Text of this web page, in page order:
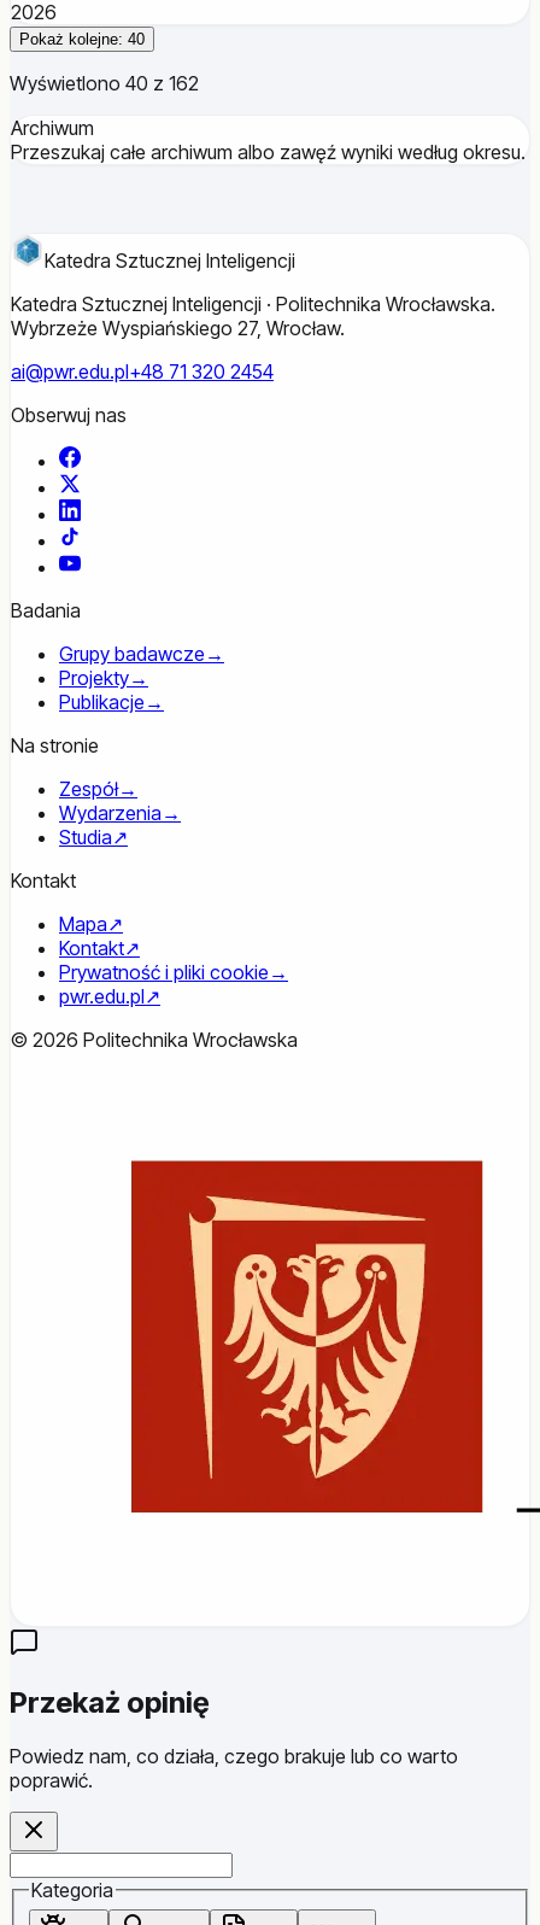
2026
Pokaż kolejne: 40
Wyświetlono 40 z 162
Archiwum
Przeszukaj całe archiwum albo zawęź wyniki według okresu.
Katedra Sztucznej Inteligencji
Katedra Sztucznej Inteligencji · Politechnika Wrocławska.
Wybrzeże Wyspiańskiego 27, Wrocław.
ai@pwr.edu.pl+48 71 320 2454
Obserwuj nas
Facebook
YouTube
Badania
Grupy badawcze →
Projekty→
Publikacje →
Na stronie
Zespół→
Wydarzenia →
Studia↗
Kontakt
Mapa↗
Kontakt↗
Prywatność i pliki cookie →
pwr.edu.pl↗
© 2026 Politechnika Wrocławska
Przekaż opinię
Powiedz nam, co działa, czego brakuje lub co warto
poprawić.
Kategoria